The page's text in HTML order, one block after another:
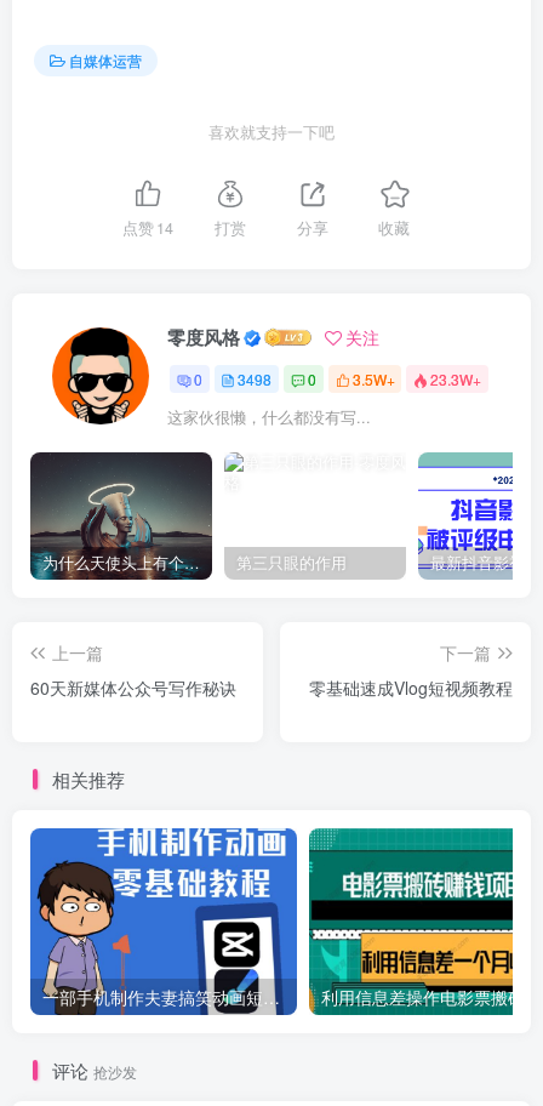
自媒体运营
喜欢就支持一下吧
点赞14 打赏 分享 收藏
零度风格 关注
0 3498 0 3.5W+ 23.3W+
这家伙很懒，什么都没有写...
为什么天使头上有个圈？ 第三只眼的作用
上一篇
60天新媒体公众号写作秘诀
下一篇
零基础速成Vlog短视频教程
相关推荐
一部手机制作夫妻搞笑动画短视频教程，零基础也能快速上手
评论 抢沙发